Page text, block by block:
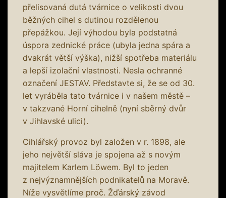
přelisovaná dutá tvárnice o velikosti dvou
běžných cihel s dutinou rozdělenou
přepážkou. Její výhodou byla podstatná
úspora zednické práce (ubyla jedna spára a
dvakrát větší výška), nižší spotřeba materiálu
a lepší izolační vlastnosti. Nesla ochranné
označení JESTAV. Představte si, že se od 30.
let vyráběla tato tvárnice i v našem městě –
v takzvané Horní cihelně (nyní sběrný dvůr
v Jihlavské ulici).
Cihlářský provoz byl založen v r. 1898, ale
jeho největší sláva je spojena až s novým
majitelem Karlem Löwem. Byl to jeden
z nejvýznamnějších podnikatelů na Moravě.
Níže vysvětlíme proč. Žďárský závod